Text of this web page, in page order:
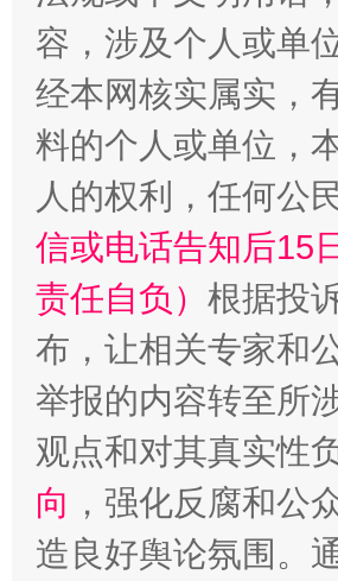
容，涉及个人或单
经本网核实属实，
料的个人或单位，
人的权利，任何公
信或电话告知后15
责任自负） 根据投
布，让相关专家和
举报的内容转至所
观点和对其真实性负
向 ，强化反腐和公
造良好舆论氛围。